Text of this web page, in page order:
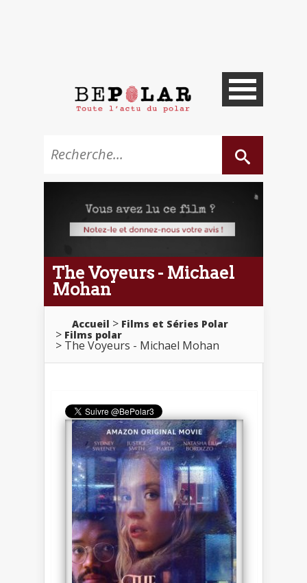
The Voyeurs - Michael
Mohan
Accueil
Films et Séries Polar
Films polar
The Voyeurs - Michael Mohan